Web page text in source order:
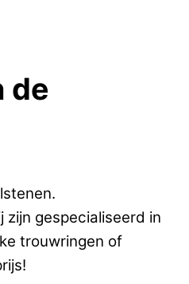
de
gespecialiseerd in
trouwringen of